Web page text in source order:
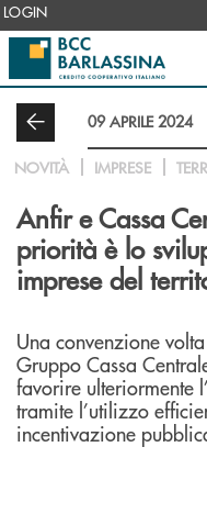
Salta al contenuto principale
LOGIN
09 APRILE 2024
NOVITÀ IMPRESE
Anfir e Cassa
priorità è lo
imprese del
Una convenzione
Gruppo Cassa
favorire ulteriormente
tramite l’utilizzo
incentivazione